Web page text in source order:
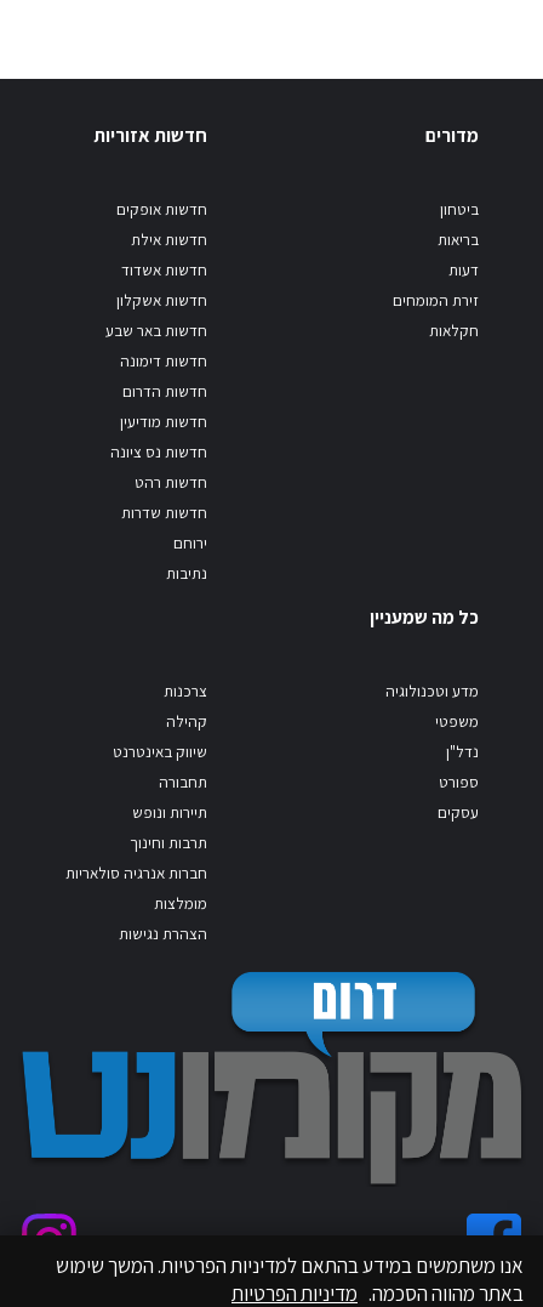
מדורים
ביטחון
בריאות
דעות
זירת המומחים
חקלאות
חדשות אזוריות
חדשות אופקים
חדשות אילת
חדשות אשדוד
חדשות אשקלון
חדשות באר שבע
חדשות דימונה
חדשות הדרום
חדשות מודיעין
חדשות נס ציונה
חדשות רהט
חדשות שדרות
ירוחם
נתיבות
כל מה שמעניין
מדע וטכנולוגיה
משפטי
נדל"ן
ספורט
עסקים
צרכנות
קהילה
שיווק באינטרנט
תחבורה
תיירות ונופש
תרבות וחינוך
חברות אנרגיה סולאריות
מומלצות
הצהרת נגישות
אנו משתמשים במידע בהתאם למדיניות הפרטיות. המשך שימוש
באתר מהווה הסכמה. מדיניות הפרטיות